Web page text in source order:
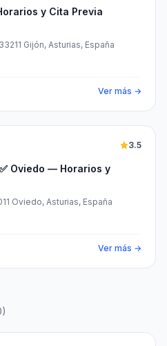
y Cita Previa
Gijón, Asturias, España
Ver más →
Oviedo — Horarios y
3.5
Oviedo, Asturias, España
Ver más →
)